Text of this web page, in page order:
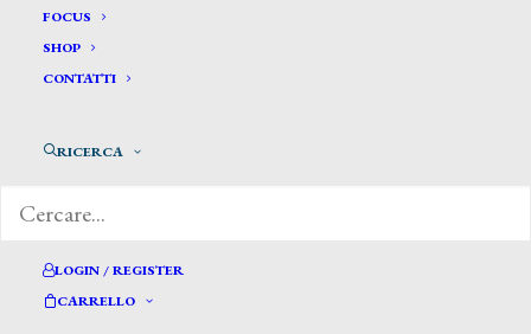
FOCUS
SHOP
CONTATTI
RICERCA
LOGIN / REGISTER
CARRELLO
di Marilena Pirrelli, Il Sole 24 Ore, 20
Nell’asset allocation dei super ricchi l’arte e le